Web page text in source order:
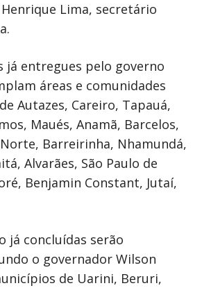
Lima, secretário
já entregues pelo governo
áreas e comunidades
Autazes, Careiro, Tapauá,
Maués, Anamã, Barcelos,
Barreirinha, Nhamundá,
Alvarães, São Paulo de
Benjamin Constant, Jutaí,
já concluídas serão
o governador Wilson
de Uarini, Beruri,